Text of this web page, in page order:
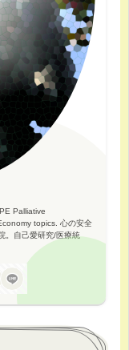
Palliative
topics. 心の安全
。自己愛研究/医療統